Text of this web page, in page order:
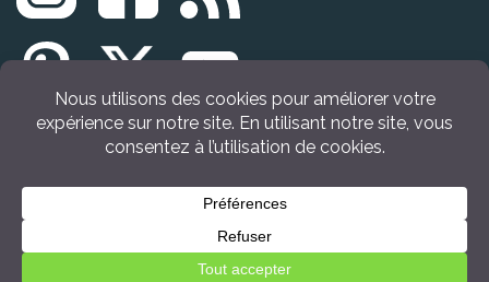
© Tous droits réservés Idée Cadeau Québec (2009 - 2026)
Retour en haut